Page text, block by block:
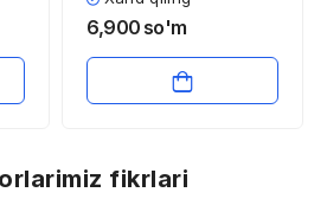
va modellari
6,900 so'm
fikrlari